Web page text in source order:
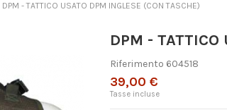
DPM - TATTICO USATO DPM INGLESE (CON TASCHE)
DPM - TATTICO
Riferimento 604518
39,00 €
Tasse incluse